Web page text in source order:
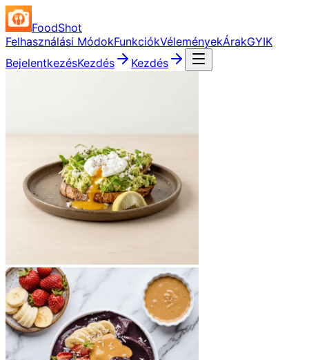
FoodShot
Felhasználási MódokFunkciókVéleményekÁrakGYIK
BejelentkezésKezdés Kezdés